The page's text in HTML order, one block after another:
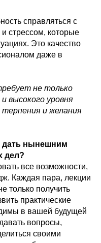
справляться с
стрессом, которые
Это качество
даже в
не только
высокого уровня
и желания
дать нынешним
дел?
все возможности,
Каждая пара, лекции
только получить
практические
в вашей будущей
вопросы,
своими